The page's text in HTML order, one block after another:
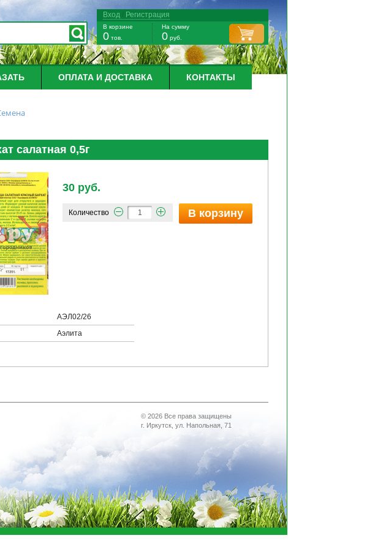
Вход / Регистрация
В корзине
0 тов.
На сумму
0 руб.
ОПЛАТА И ДОСТАВКА КОНТАКТЫ
салатная 0,5г
30 руб.
Количество В корзину
АЭЛ02/26
Аэлита
© 2026 Все права защищены
г. Иркутск, ул. Напольная, 71